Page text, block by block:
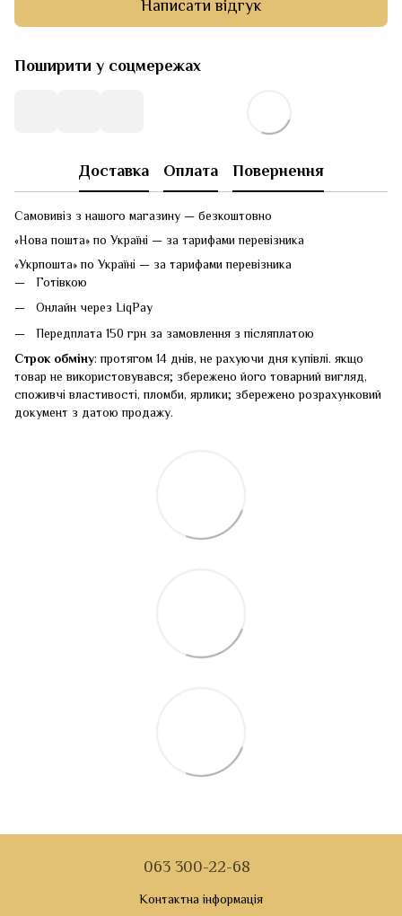
Написати відгук
Поширити у соцмережах
Доставка Оплата Повернення
Самовивіз з нашого магазину — безкоштовно
«Нова пошта» по Україні — за тарифами перевізника
«Укрпошта» по Україні — за тарифами перевізника
Готівкою
Онлайн через LiqPay
Передплата 150 грн за замовлення з післяплатою
Строк обміну: протягом 14 днів, не рахуючи дня купівлі. якщо
товар не використовувався; збережено його товарний вигляд,
споживчі властивості, пломби, ярлики; збережено розрахунковий
документ з датою продажу.
063 300-22-68
Контактна інформація